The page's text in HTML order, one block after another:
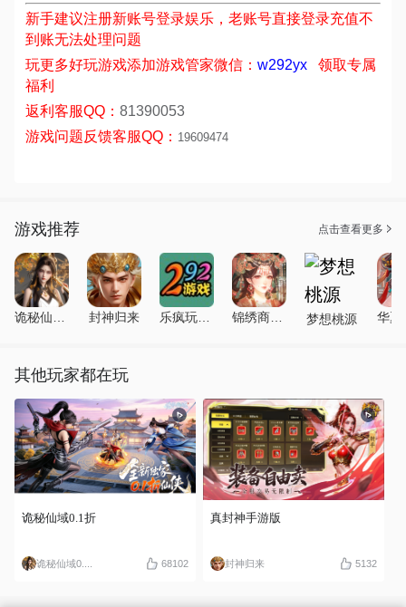
新手建议注册新账号登录娱乐，老账号直接登录充值不
到账无法处理问题
玩更多好玩游戏添加游戏管家微信： w292yx 领取专属
福利
返利客服QQ： 81390053
游戏问题反馈客服QQ： 19609474
游戏推荐 点击查看更多
封神归来 梦想桃源
其他玩家都在玩
诡秘仙域0.1折
诡秘仙域0.... 68102
真封神手游版
封神归来 5132